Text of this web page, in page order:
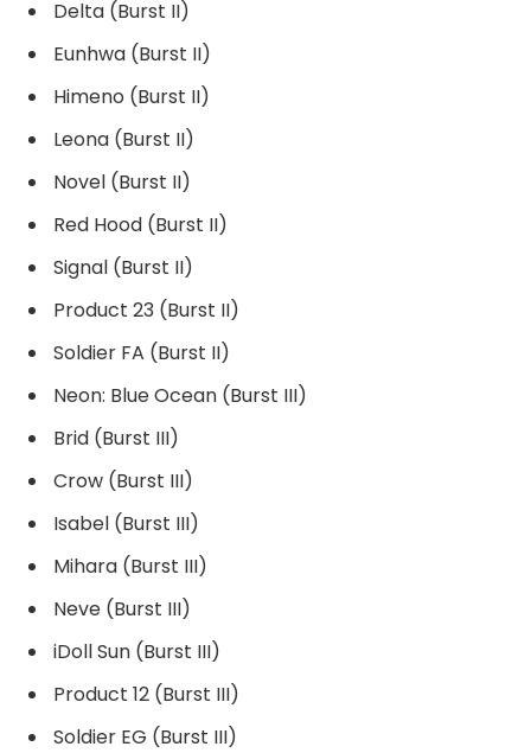
Delta (Burst II)
Eunhwa (Burst II)
Himeno (Burst II)
Leona (Burst II)
Novel (Burst II)
Red Hood (Burst II)
Signal (Burst II)
Product 23 (Burst II)
Soldier FA (Burst II)
Neon: Blue Ocean (Burst III)
Brid (Burst III)
Crow (Burst III)
Isabel (Burst III)
Mihara (Burst III)
Neve (Burst III)
iDoll Sun (Burst III)
Product 12 (Burst III)
Soldier EG (Burst III)